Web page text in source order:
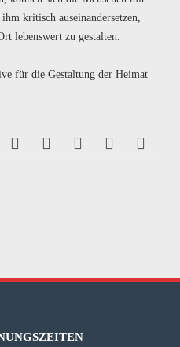
kritisch auseinandersetzen,
lebenswert zu gestalten.
für die Gestaltung der Heimat